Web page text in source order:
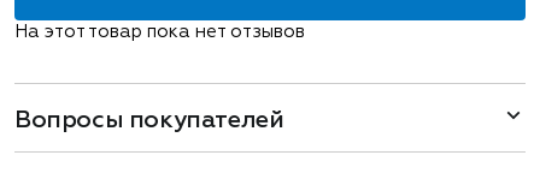
На этот товар пока нет отзывов
Вопросы покупателей